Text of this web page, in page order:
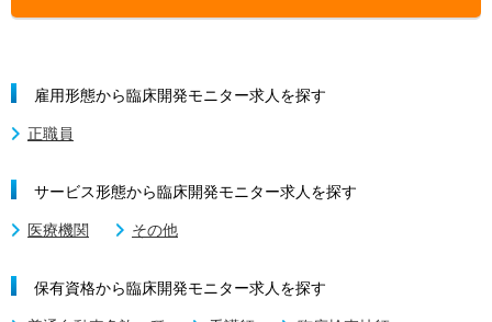
雇用形態から臨床開発モニター求人を探す
正職員
サービス形態から臨床開発モニター求人を探す
医療機関 その他
保有資格から臨床開発モニター求人を探す